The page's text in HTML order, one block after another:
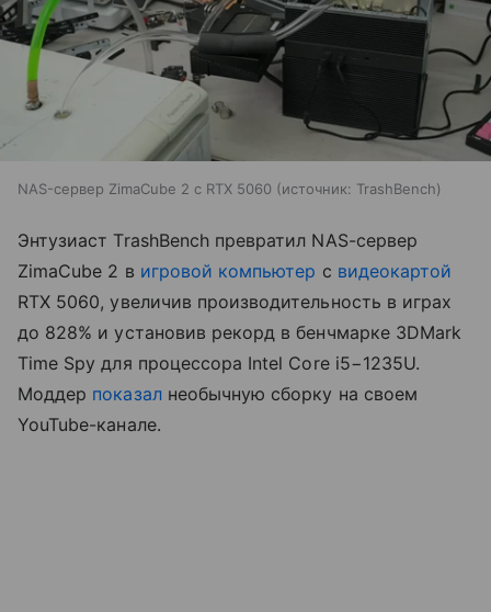
NAS-сервер ZimaCube 2 с RTX 5060 источник: TrashBench
Энтузиаст TrashBench превратил NAS-сервер
ZimaCube 2 в игровой компьютер с видеокартой
RTX 5060, увеличив производительность в играх
до 828% и установив рекорд в бенчмарке 3DMark
Time Spy для процессора Intel Core i5−1235U.
Моддер показалнеобычную сборку на своем
YouTube-канале.